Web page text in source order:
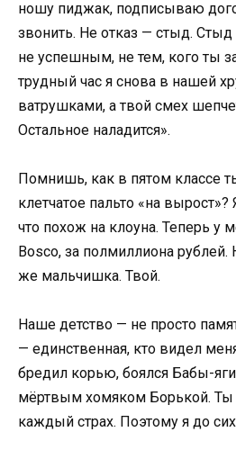
ношу пиджак, подписываю
звонить. Не отказ — стыд.
не успешным, не тем, кого ты
трудный час я снова в нашей
ватрушками, а твой смех
Остальное наладится».
Помнишь, как в пятом классе
клетчатое пальто «на
что похож на клоуна. Теперь у
Bosco, за полмиллиона рублей.
же мальчишка. Твой.
Наше детство — не просто
— единственная, кто видел
бредил корью, боялся Бабы-
мёртвым хомяком Борькой.
каждый страх. Поэтому я до